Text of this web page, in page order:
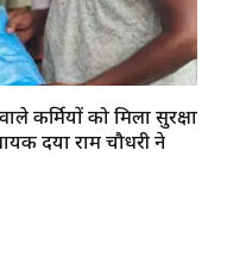
कर्मियों को मिला सुरक्षा
दया राम चौधरी ने